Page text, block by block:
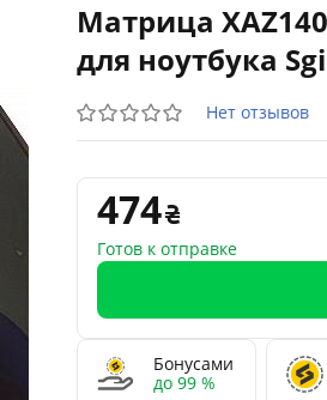
Матрица
для ноутбука
Нет отзывов
474
Готов к отправке
Бонусами
до 99 %